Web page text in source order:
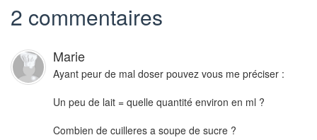
2 commentaires
Marie
Ayant peur de mal doser pouvez vous me préciser :
Un peu de lait = quelle quantité environ en ml ?
Combien de cuilleres a soupe de sucre ?